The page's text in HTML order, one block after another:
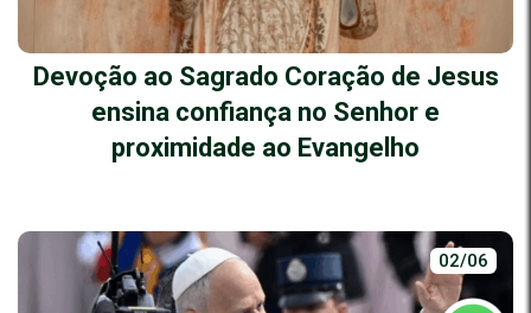
Devoção ao Sagrado Coração de Jesus
ensina confiança no Senhor e
proximidade ao Evangelho
02/06